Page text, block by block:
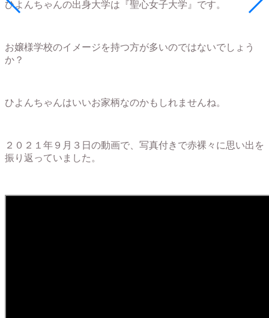
ひよんちゃんの出身大学は『聖心女子大学』です。
お嬢様学校のイメージを持つ方が多いのではないでしょう
か？
ひよんちゃんはいいお家柄なのかもしれませんね。
２０２１年９月３日の動画で、写真付きで赤裸々に思い出を
振り返っていました。